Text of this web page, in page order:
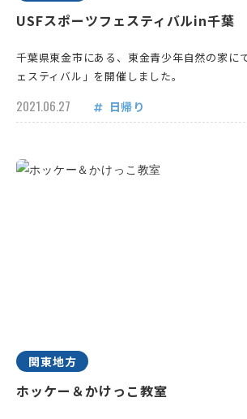
USFスポーツフェスティバルin千葉
千葉県東金市にある、東金青少年自然の家に
ェスティバル」を開催しました。
2021.06.27 日帰り
関東地方
ホッケー＆かけっこ教室